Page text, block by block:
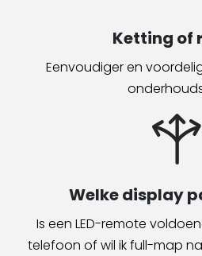
Ketting of
Eenvoudiger en
Welke display
Is een LED-remote
telefoon of wil ik full-map